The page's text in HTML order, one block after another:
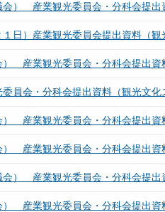
） 産業観光委員会・分科会提出
日）産業観光委員会提出資料（観
産業観光委員会・分科会提出資
員会・分科会提出資料（観光文化
産業観光委員会・分科会提出資
産業観光委員会・分科会提出資
） 産業観光委員会・分科会提出
産業観光委員会・分科会提出資